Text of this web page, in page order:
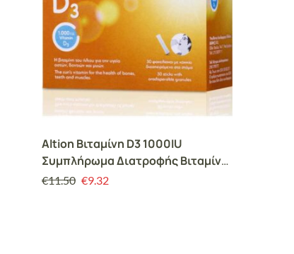
Altion Βιταμίνη D3 1000IU
Συμπλήρωμα Διατροφής Βιταμίνη
D3 για την Υγεία των Οστών,
€11.50 €9.32